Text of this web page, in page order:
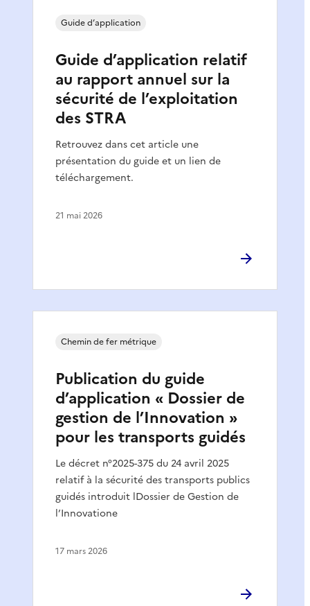
Guide d’application relatif
au rapport annuel sur la
sécurité de l’exploitation
des STRA
Retrouvez dans cet article une
présentation du guide et un lien de
téléchargement.
Guide d’application
21 mai 2026
Publication du guide
d’application « Dossier de
gestion de l’Innovation »
pour les transports guidés
Le décret n°2025-375 du 24 avril 2025
relatif à la sécurité des transports publics
guidés introduit lDossier de Gestion de
l’Innovatione
Chemin de fer métrique
17 mars 2026